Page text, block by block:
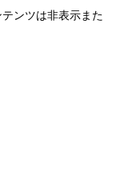
ンツは非表示また